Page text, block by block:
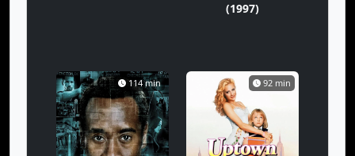
(1997)
114 min 92 min